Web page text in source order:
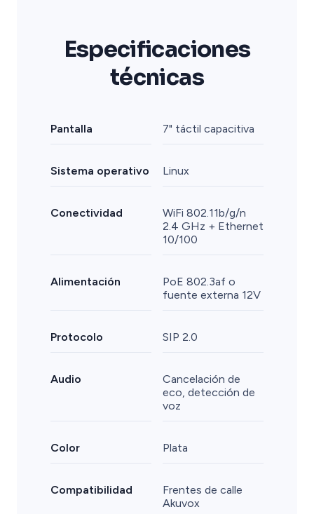
Especificaciones
técnicas
Pantalla 7" táctil capacitiva
Sistema operativo Linux
Conectividad
WiFi 802.11b/g/n
2.4 GHz + Ethernet
10/100
Alimentación
PoE 802.3af o
fuente externa 12V
Protocolo SIP 2.0
Audio
Cancelación de
eco, detección de
voz
Color Plata
Compatibilidad
Frentes de calle
Akuvox